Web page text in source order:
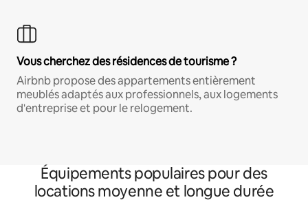
Vous cherchez des résidences de tourisme ?
Airbnb propose des appartements entièrement
meublés adaptés aux professionnels, aux logements
d'entreprise et pour le relogement.
Équipements populaires pour des
locations moyenne et longue durée